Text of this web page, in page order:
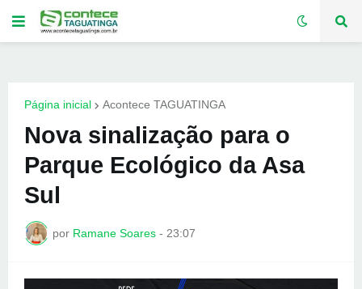
Página inicial Acontece TAGUATINGA
Nova sinalização para o
Parque Ecológico da Asa
Sul
por Ramane Soares - 23:07